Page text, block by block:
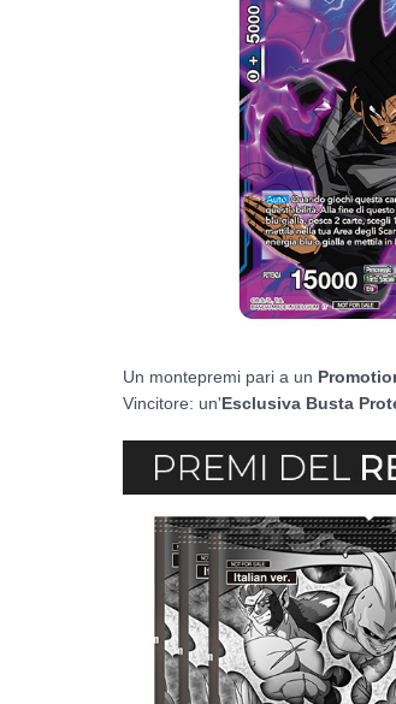
Un montepremi pari a un
Vincitore: un'Esclusiva Busta